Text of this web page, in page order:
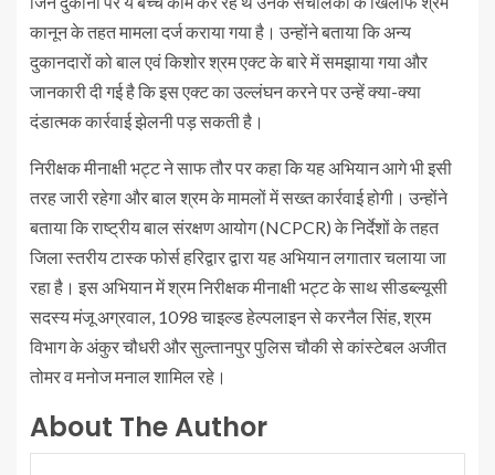
कानून के तहत मामला दर्ज कराया गया है। उन्होंने बताया कि अन्य
दुकानदारों को बाल एवं किशोर श्रम एक्ट के बारे में समझाया गया और
जानकारी दी गई है कि इस एक्ट का उल्लंघन करने पर उन्हें क्या-क्या
दंडात्मक कार्रवाई झेलनी पड़ सकती है।
निरीक्षक मीनाक्षी भट्ट ने साफ तौर पर कहा कि यह अभियान आगे भी इसी
तरह जारी रहेगा और बाल श्रम के मामलों में सख्त कार्रवाई होगी। उन्होंने
बताया कि राष्ट्रीय बाल संरक्षण आयोग (NCPCR) के निर्देशों के तहत
जिला स्तरीय टास्क फोर्स हरिद्वार द्वारा यह अभियान लगातार चलाया जा
रहा है। इस अभियान में श्रम निरीक्षक मीनाक्षी भट्ट के साथ सीडब्ल्यूसी
सदस्य मंजू अग्रवाल, 1098 चाइल्ड हेल्पलाइन से करनैल सिंह, श्रम
विभाग के अंकुर चौधरी और सुल्तानपुर पुलिस चौकी से कांस्टेबल अजीत
तोमर व मनोज मनाल शामिल रहे।
About The Author